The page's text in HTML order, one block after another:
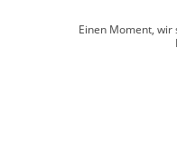
Einen Moment,